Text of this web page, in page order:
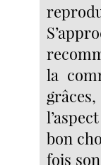
la
bon
fois